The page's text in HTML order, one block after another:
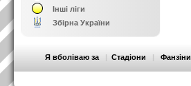
Інші ліги
Збірна України
Я вболіваю за | Стадіони | Фанзіни